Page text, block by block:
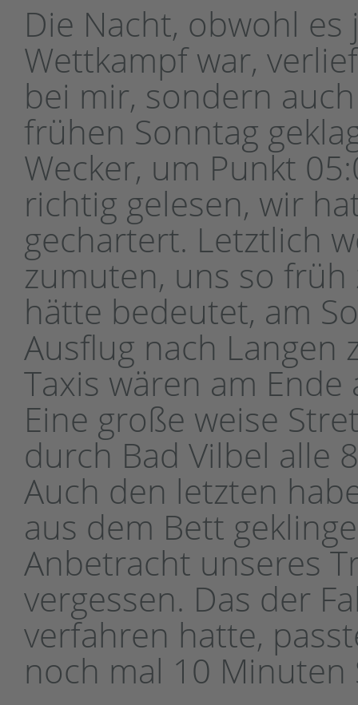
Die Nacht, obwohl
Wettkampf war,
bei mir, sondern
frühen Sonntag
Wecker, um Punkt
richtig gelesen, wir
gechartert. Letztlich
zumuten, uns so
hätte bedeutet, am
Ausflug nach
Taxis wären am
Eine große weise
durch Bad Vilbel alle
Auch den letzten
aus dem Bett
Anbetracht unseres
vergessen. Das der
verfahren hatte,
noch mal 10 Minuten